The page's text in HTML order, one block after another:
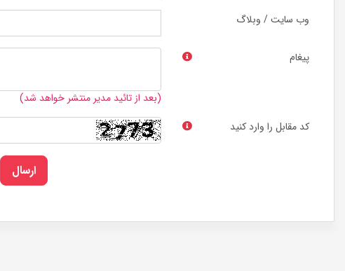
وب سایت / وبلاگ
پیغام
(بعد از تائید مدیر منتشر خواهد شد)
کد مقابل را وارد کنید
ارسال